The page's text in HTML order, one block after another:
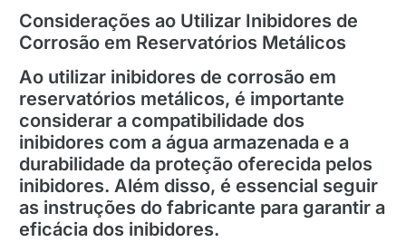
Considerações ao Utilizar Inibidores de
Corrosão em Reservatórios Metálicos
Ao utilizar inibidores de corrosão em
reservatórios metálicos, é importante
considerar a compatibilidade dos
inibidores com a água armazenada e a
durabilidade da proteção oferecida pelos
inibidores. Além disso, é essencial seguir
as instruções do fabricante para garantir a
eficácia dos inibidores.